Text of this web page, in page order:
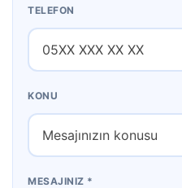
TELEFON
KONU
MESAJINIZ *